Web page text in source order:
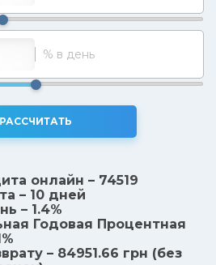
% в день
РАССЧИТАТЬ
онлайн – 74519
– 10 дней
– 1.4%
Годовая Процентная
– 84951.66 грн (без